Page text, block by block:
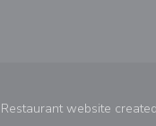
website